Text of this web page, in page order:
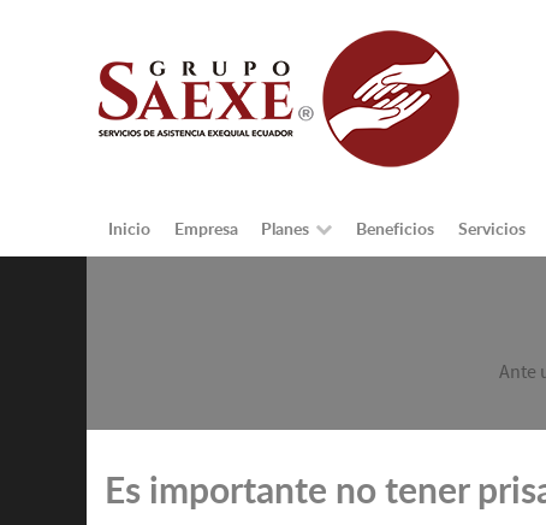
Inicio Empresa Planes Beneficios Servicios
Ante
Es importante no tener